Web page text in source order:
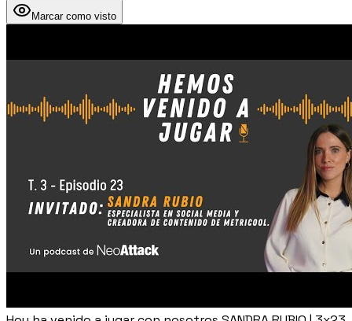
Marcar como visto